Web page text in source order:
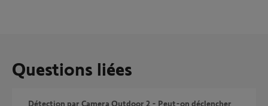
Questions liées
Détection par Camera Outdoor 2 - Peut-on déclencher